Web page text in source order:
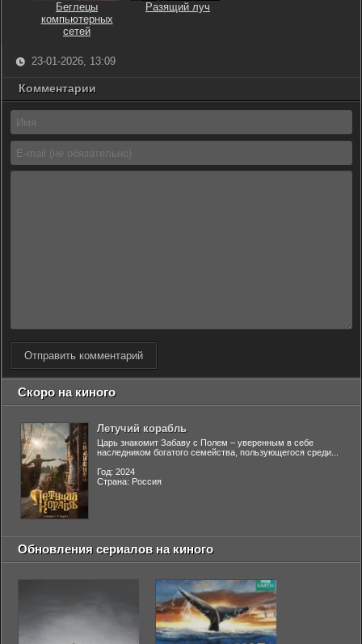
Беглецы
компьютерных
сетей
Разящий луч
23-01-2026, 13:09
Комментарии
Отправить комментарий
Скоро на киного
Летучий корабль
Царь знакомит Забаву с Полем – уверенным в себе
наследником богатого семейства, пользующегося среди...
Год: 2024
Страна: Россия
Обновления сериалов на киного